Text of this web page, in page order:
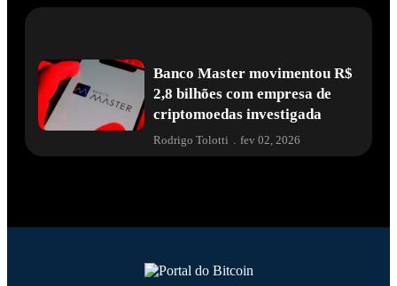
Banco Master movimentou R$
2,8 bilhões com empresa de
criptomoedas investigada
Rodrigo Tolotti fev 02, 2026